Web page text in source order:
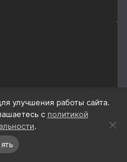
Айтишник
улучшения работы сайта.
с политикой
.